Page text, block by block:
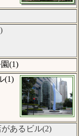
(1)
(1)
あるビル(2)